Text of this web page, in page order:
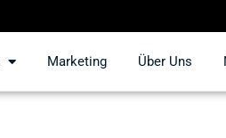
Marketing Über Uns